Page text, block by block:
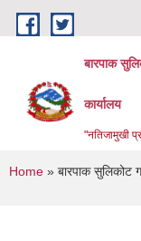
Skip to main content
बारपाक
कार्यालय
"नतिजामुखी
You are
Home » बारपाक सुलिकोट